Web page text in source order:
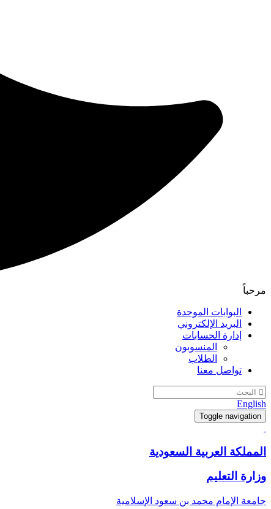
مرحباً
البوابات الموحدة
البريد الإلكتروني
إدارة الحسابات
المنسوبون
الطلاب
تواصل معنا
English
Toggle navigation
المملكة العربية السعودية
وزارة التعليم
جامعة الإمام محمد بن سعود الإسلامية